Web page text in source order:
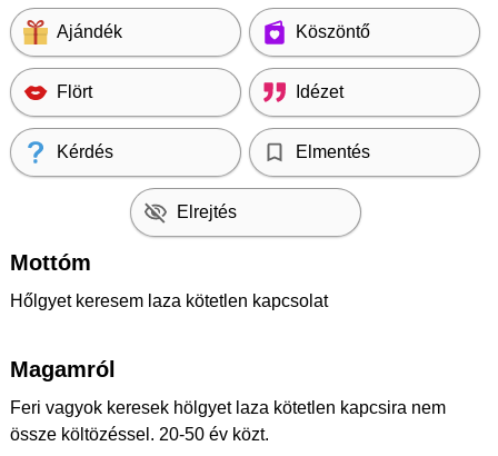
Ajándék Köszöntő
Flört Idézet
Kérdés Elmentés
Elrejtés
Mottóm
Hőlgyet keresem laza kötetlen kapcsolat
Magamról
Feri vagyok keresek hölgyet laza kötetlen kapcsira nem
össze költözéssel. 20-50 év közt.